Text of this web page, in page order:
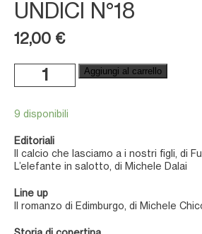
UNDICI N°18
12,00 €
Editoriali
Il calcio che lasciamo a i nostri figli, di
L’elefante in salotto, di Michele Dalai
Line up
Il romanzo di Edimburgo, di Michele
9 disponibili
Undici
quantità
Aggiungi al carrello